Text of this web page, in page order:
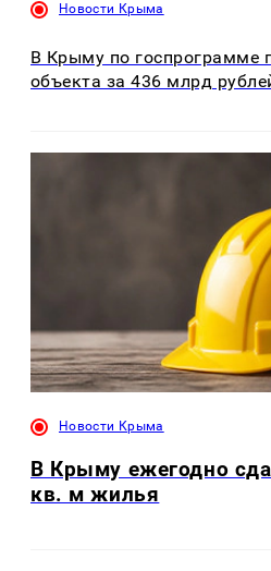
Новости Крыма
В Крыму по госпрограмме
объекта за 436 млрд
Новости Крыма
В Крыму ежегодно
кв. м жилья